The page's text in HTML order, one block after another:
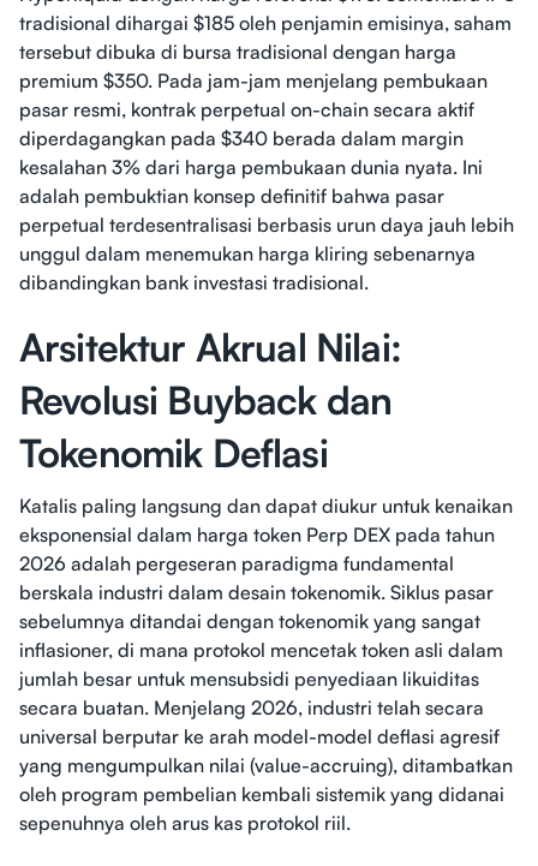
tradisional dihargai $185 oleh penjamin emisinya, saham
tersebut dibuka di bursa tradisional dengan harga
premium $350. Pada jam-jam menjelang pembukaan
pasar resmi, kontrak perpetual on-chain secara aktif
diperdagangkan pada $340 berada dalam margin
kesalahan 3% dari harga pembukaan dunia nyata. Ini
adalah pembuktian konsep definitif bahwa pasar
perpetual terdesentralisasi berbasis urun daya jauh lebih
unggul dalam menemukan harga kliring sebenarnya
dibandingkan bank investasi tradisional.
Arsitektur Akrual Nilai:
Revolusi Buyback dan
Tokenomik Deflasi
Katalis paling langsung dan dapat diukur untuk kenaikan
eksponensial dalam harga token Perp DEX pada tahun
2026 adalah pergeseran paradigma fundamental
berskala industri dalam desain tokenomik. Siklus pasar
sebelumnya ditandai dengan tokenomik yang sangat
inflasioner, di mana protokol mencetak token asli dalam
jumlah besar untuk mensubsidi penyediaan likuiditas
secara buatan. Menjelang 2026, industri telah secara
universal berputar ke arah model-model deflasi agresif
yang mengumpulkan nilai (value-accruing), ditambatkan
oleh program pembelian kembali sistemik yang didanai
sepenuhnya oleh arus kas protokol riil.